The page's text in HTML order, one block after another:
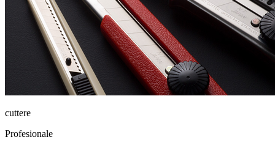
cuttere
Profesionale